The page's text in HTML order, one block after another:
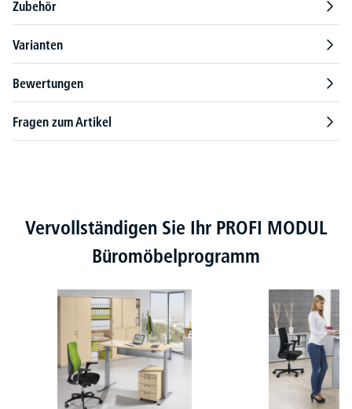
Zubehör
Varianten
Bewertungen
Fragen zum Artikel
Produktgalerie überspringen
Vervollständigen Sie Ihr PROFI MODUL
Büromöbelprogramm